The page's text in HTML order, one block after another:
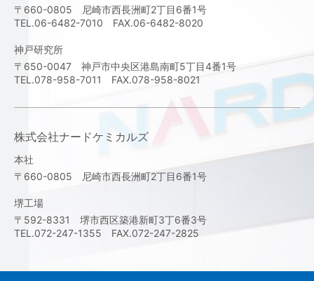
〒660-0805 尼崎市西長洲町2丁目6番1号
TEL.06-6482-7010 FAX.06-6482-8020
神戸研究所
〒650-0047 神戸市中央区港島南町5丁目4番1号
TEL.078-958-7011 FAX.078-958-8021
株式会社ナードケミカルズ
本社
〒660-0805 尼崎市西長洲町2丁目6番1号
堺工場
〒592-8331 堺市西区築港新町3丁6番3号
TEL.072-247-1355 FAX.072-247-2825